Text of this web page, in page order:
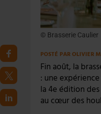
© Brasserie Caulier
POSTÉ PAROLIVIER
Fin août, la
: une
la 4e édition
au cœur des